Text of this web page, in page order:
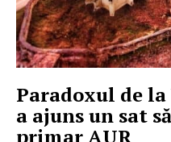
Paradoxul de la
a ajuns un sat
primar AUR